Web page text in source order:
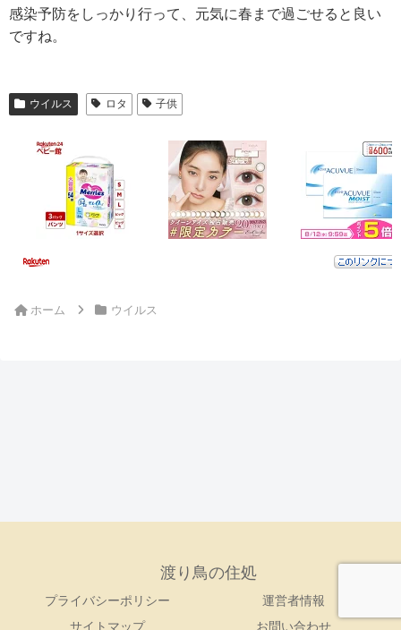
感染予防をしっかり行って、元気に春まで過ごせると良い
ですね。
ウイルス ロタ 子供
ホーム ウイルス
渡り鳥の住処
プライバシーポリシー
運営者情報
サイトマップ
お問い合わせ